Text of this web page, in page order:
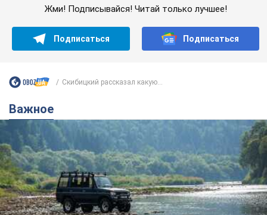
Жми! Подписывайся! Читай только лучшее!
Подписаться Подписаться
Скибицкий рассказал какую...
Важное